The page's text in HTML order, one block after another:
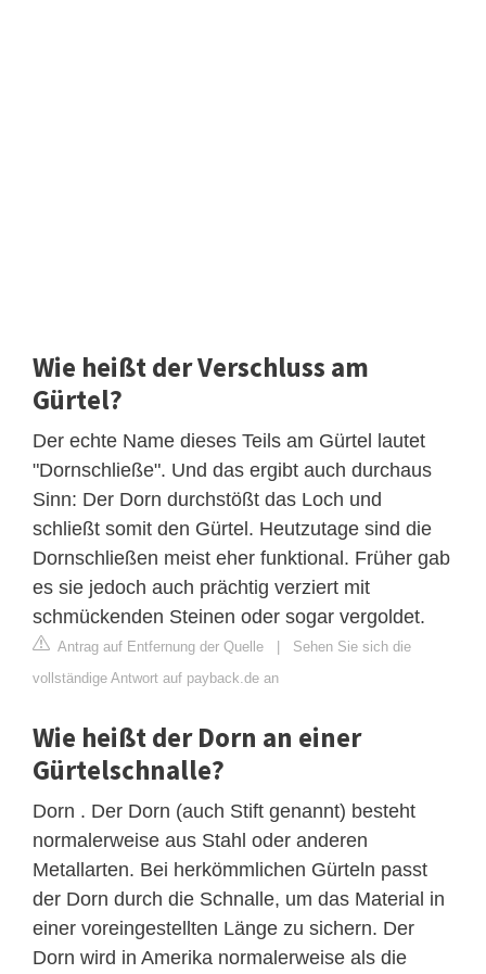
Wie heißt der Verschluss am
Gürtel?
Der echte Name dieses Teils am Gürtel lautet
"Dornschließe". Und das ergibt auch durchaus
Sinn: Der Dorn durchstößt das Loch und
schließt somit den Gürtel. Heutzutage sind die
Dornschließen meist eher funktional. Früher gab
es sie jedoch auch prächtig verziert mit
schmückenden Steinen oder sogar vergoldet.
Antrag auf Entfernung der Quelle | Sehen Sie sich die
vollständige Antwort auf payback.de an
Wie heißt der Dorn an einer
Gürtelschnalle?
Dorn . Der Dorn (auch Stift genannt) besteht
normalerweise aus Stahl oder anderen
Metallarten. Bei herkömmlichen Gürteln passt
der Dorn durch die Schnalle, um das Material in
einer voreingestellten Länge zu sichern. Der
Dorn wird in Amerika normalerweise als die